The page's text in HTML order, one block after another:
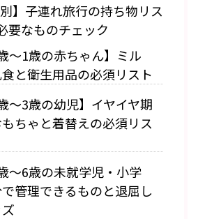
別】子連れ旅行の持ち物リス
要なものチェック
〜1歳の赤ちゃん】ミル
と衛生用品の必須リスト
〜3歳の幼児】イヤイヤ期
ちゃと着替えの必須リス
〜6歳の未就学児・小学
管理できるものと退屈し